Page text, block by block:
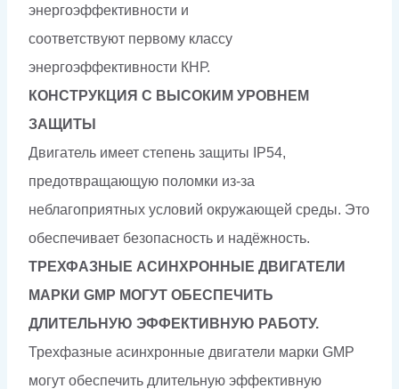
энергоэффективности и
соответствуют первому классу
энергоэффективности КНР.
КОНСТРУКЦИЯ С ВЫСОКИМ УРОВНЕМ
ЗАЩИТЫ
Двигатель имеет степень защиты IP54,
предотвращающую поломки из-за
неблагоприятных условий окружающей среды. Это
обеспечивает безопасность и надёжность.
ТРЕХФАЗНЫЕ АСИНХРОННЫЕ ДВИГАТЕЛИ
МАРКИ GMP МОГУТ ОБЕСПЕЧИТЬ
ДЛИТЕЛЬНУЮ ЭФФЕКТИВНУЮ РАБОТУ.
Трехфазные асинхронные двигатели марки GMP
могут обеспечить длительную эффективную